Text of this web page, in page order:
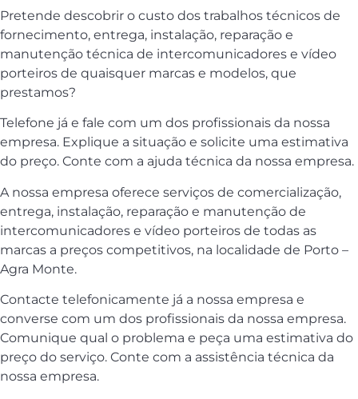
Pretende descobrir o custo dos trabalhos técnicos de
fornecimento, entrega, instalação, reparação e
manutenção técnica de intercomunicadores e vídeo
porteiros de quaisquer marcas e modelos, que
prestamos?
Telefone já e fale com um dos profissionais da nossa
empresa. Explique a situação e solicite uma estimativa
do preço. Conte com a ajuda técnica da nossa empresa.
A nossa empresa oferece serviços de comercialização,
entrega, instalação, reparação e manutenção de
intercomunicadores e vídeo porteiros de todas as
marcas a preços competitivos, na localidade de Porto –
Agra Monte.
Contacte telefonicamente já a nossa empresa e
converse com um dos profissionais da nossa empresa.
Comunique qual o problema e peça uma estimativa do
preço do serviço. Conte com a assistência técnica da
nossa empresa.